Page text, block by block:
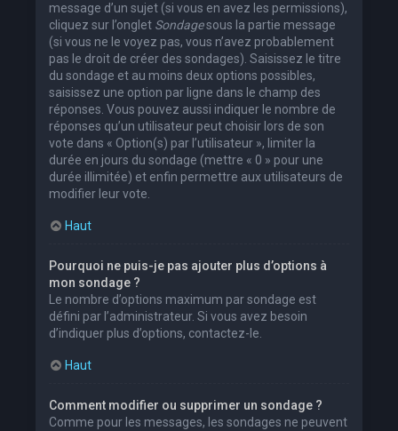
message d’un sujet (si vous en avez les permissions),
cliquez sur l’onglet Sondagesous la partie message
(si vous ne le voyez pas, vous n’avez probablement
pas le droit de créer des sondages). Saisissez le titre
du sondage et au moins deux options possibles,
saisissez une option par ligne dans le champ des
réponses. Vous pouvez aussi indiquer le nombre de
réponses qu’un utilisateur peut choisir lors de son
vote dans « Option(s) par l’utilisateur », limiter la
durée en jours du sondage (mettre « 0 » pour une
durée illimitée) et enfin permettre aux utilisateurs de
modifier leur vote.
Haut
Pourquoi ne puis-je pas ajouter plus d’options à
mon sondage ?
Le nombre d’options maximum par sondage est
défini par l’administrateur. Si vous avez besoin
d’indiquer plus d’options, contactez-le.
Haut
Comment modifier ou supprimer un sondage ?
Comme pour les messages, les sondages ne peuvent